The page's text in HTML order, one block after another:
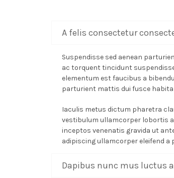
A felis consectetur
Suspendisse sed aenean
ac torquent tincidunt
elementum est faucibus a
parturient mattis dui fusce
Iaculis metus dictum pharetra
vestibulum ullamcorper lobortis
inceptos venenatis gravida ut
adipiscing ullamcorper eleifend
Dapibus nunc mus luctus